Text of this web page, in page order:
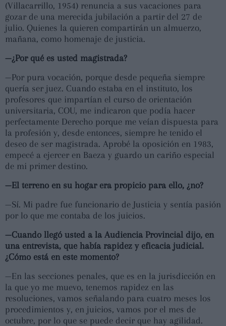
(Villacarrillo, 1954) renuncia a sus vacaciones para
gozar de una merecida jubilación a partir del 27 de
julio. Quienes la quieren compartirán un almuerzo,
mañana, como homenaje de justicia.
—¿Por qué es usted magistrada?
—Por pura vocación, porque desde pequeña siempre
quería ser juez. Cuando estaba en el instituto, los
profesores que impartían el curso de orientación
universitaria, COU, me indicaron que podía hacer
perfectamente Derecho porque me veían dispuesta para
la profesión y, desde entonces, siempre he tenido el
deseo de ser magistrada. Aprobé la oposición en 1983,
empecé a ejercer en Baeza y guardo un cariño especial
de mi primer destino.
—El terreno en su hogar era propicio para ello, ¿no?
—Sí. Mi padre fue funcionario de Justicia y sentía pasión
por lo que me contaba de los juicios.
—Cuando llegó usted a la Audiencia Provincial dijo, en
una entrevista, que había rapidez y eficacia judicial.
¿Cómo está en este momento?
—En las secciones penales, que es en la jurisdicción en
la que yo me muevo, tenemos rapidez en las
resoluciones, vamos señalando para cuatro meses los
procedimientos y, en juicios, vamos por el mes de
octubre, por lo que se puede decir que hay agilidad.